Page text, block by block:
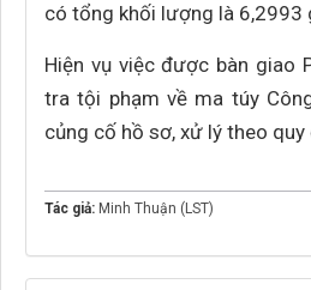
có tổng khối lượng là 6,2993
Hiện vụ việc được bàn giao
tra tội phạm về ma túy
củng cố hồ sơ, xử lý theo quy
Tác giả: Minh Thuận (LST)